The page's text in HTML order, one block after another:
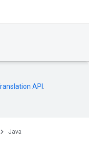
API
Java